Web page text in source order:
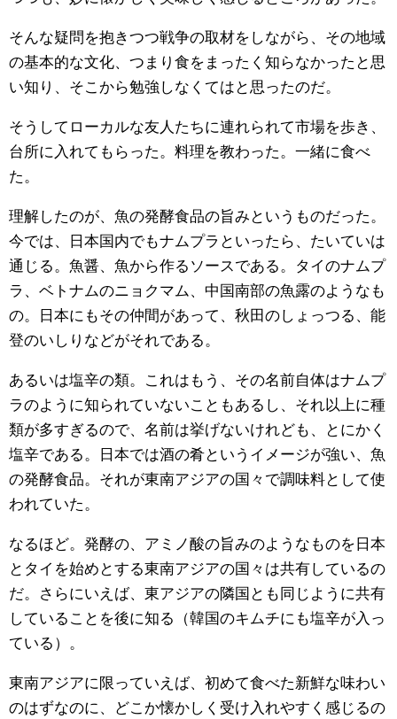
そんな疑問を抱きつつ戦争の取材をしながら、その地域
の基本的な文化、つまり食をまったく知らなかったと思
い知り、そこから勉強しなくてはと思ったのだ。
そうしてローカルな友人たちに連れられて市場を歩き、
台所に入れてもらった。料理を教わった。一緒に食べ
た。
理解したのが、魚の発酵食品の旨みというものだった。
今では、日本国内でもナムプラといったら、たいていは
通じる。魚醤、魚から作るソースである。タイのナムプ
ラ、ベトナムのニョクマム、中国南部の魚露のようなも
の。日本にもその仲間があって、秋田のしょっつる、能
登のいしりなどがそれである。
あるいは塩辛の類。これはもう、その名前自体はナムプ
ラのように知られていないこともあるし、それ以上に種
類が多すぎるので、名前は挙げないけれども、とにかく
塩辛である。日本では酒の肴というイメージが強い、魚
の発酵食品。それが東南アジアの国々で調味料として使
われていた。
なるほど。発酵の、アミノ酸の旨みのようなものを日本
とタイを始めとする東南アジアの国々は共有しているの
だ。さらにいえば、東アジアの隣国とも同じように共有
していることを後に知る（韓国のキムチにも塩辛が入っ
ている）。
東南アジアに限っていえば、初めて食べた新鮮な味わい
のはずなのに、どこか懐かしく受け入れやすく感じるの